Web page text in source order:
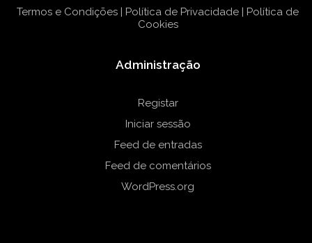
Termos e Condições | Política de Privacidade | Política de
Cookies
Administração
Registar
Iniciar sessão
Feed de entradas
Feed de comentários
WordPress.org